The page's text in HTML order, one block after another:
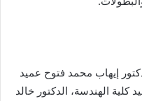
إيهاب محمد فتوح عميد
كلية الهندسة، الدكتور خالد